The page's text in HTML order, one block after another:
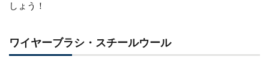
しょう！
ワイヤーブラシ・スチールウール